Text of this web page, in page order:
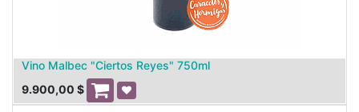
Vino Malbec "Ciertos Reyes" 750ml
9.900,00 $